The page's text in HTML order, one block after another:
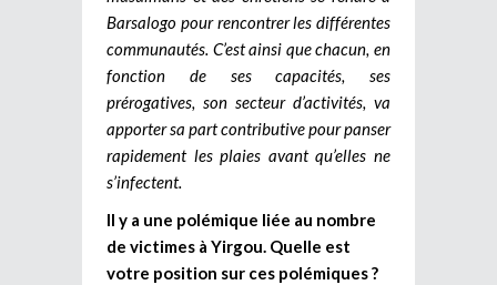
Barsalogo pour rencontrer les différentes
communautés. C’est ainsi que chacun, en
fonction de ses capacités, ses
prérogatives, son secteur d’activités, va
apporter sa part contributive pour panser
rapidement les plaies avant qu’elles ne
s’infectent.
Il y a une polémique liée au nombre
de victimes à Yirgou. Quelle est
votre position sur ces polémiques ?